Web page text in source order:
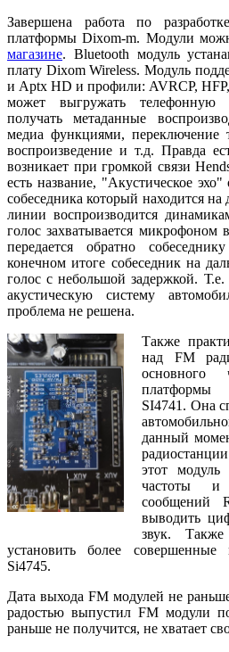
Завершена работа по
платформы Dixom-m. Модули
магазине. Bluetooth модуль
плату Dixom Wireless. Модуль
и Aptx HD и профили: AVRCP,
может выгружать телефонную
получать метаданные
медиа функциями, переключение
воспроизведение и т.д. Правда
возникает при громкой связи
есть название, "Акустическое эхо"
собеседника который находится
линии воспроизводится
голос захватывается
передается обратно
конечном итоге собеседник на
голос с небольшой задержкой. Т.е.
акустическую систему
проблема не решена.
Также
над FM
SI4741. Она
данный
этот модуль
частоты и
сообщений
выводить
звук.
установить более
Si4745.
Дата выхода FM модулей не
радостью выпустил FM модули
раньше не получится, не хватает